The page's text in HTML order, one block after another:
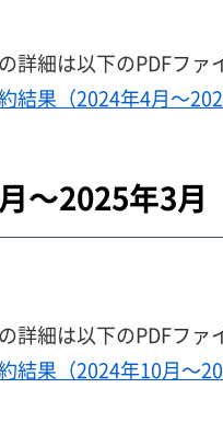
詳細は以下のPDFファ
結果（2024年4月～
～2025年3月
詳細は以下のPDFファ
結果（2024年10月～